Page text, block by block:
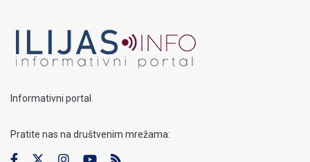
Informativni portal.
Pratite nas na društvenim mrežama: